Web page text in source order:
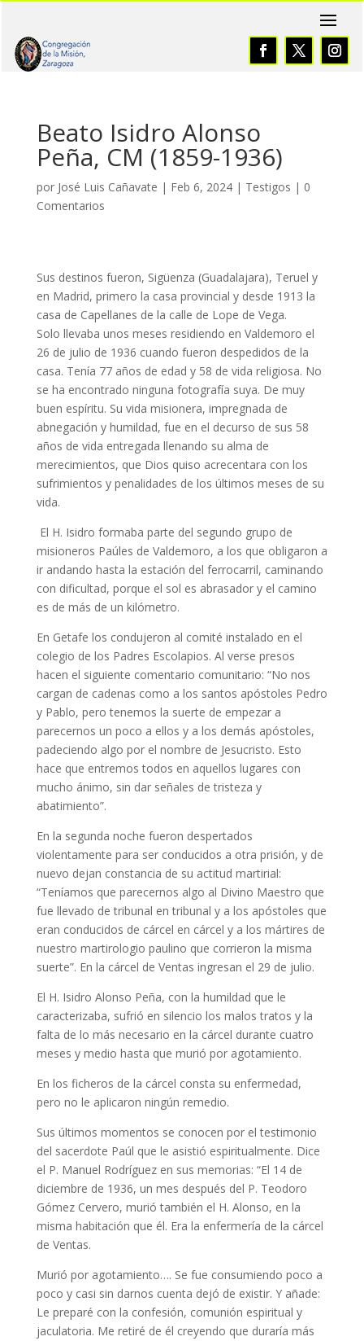
Beato Isidro Alonso
Peña, CM (1859-1936)
por José Luis Cañavate | Feb 6, 2024| Testigos | 0
Comentarios
Sus destinos fueron, Sigüenza (Guadalajara), Teruel y
en Madrid, primero la casa provincial y desde 1913 la
casa de Capellanes de la calle de Lope de Vega.
Solo llevaba unos meses residiendo en Valdemoro el
26 de julio de 1936 cuando fueron despedidos de la
casa. Tenía 77 años de edad y 58 de vida religiosa. No
se ha encontrado ninguna fotografía suya. De muy
buen espíritu. Su vida misionera, impregnada de
abnegación y humildad, fue en el decurso de sus 58
años de vida entregada llenando su alma de
merecimientos, que Dios quiso acrecentara con los
sufrimientos y penalidades de los últimos meses de su
vida.
El H. Isidro formaba parte del segundo grupo de
misioneros Paúles de Valdemoro, a los que obligaron a
ir andando hasta la estación del ferrocarril, caminando
con dificultad, porque el sol es abrasador y el camino
es de más de un kilómetro.
En Getafe los condujeron al comité instalado en el
colegio de los Padres Escolapios. Al verse presos
hacen el siguiente comentario comunitario: “No nos
cargan de cadenas como a los santos apóstoles Pedro
y Pablo, pero tenemos la suerte de empezar a
parecernos un poco a ellos y a los demás apóstoles,
padeciendo algo por el nombre de Jesucristo. Esto
hace que entremos todos en aquellos lugares con
mucho ánimo, sin dar señales de tristeza y
abatimiento”.
En la segunda noche fueron despertados
violentamente para ser conducidos a otra prisión, y de
nuevo dejan constancia de su actitud martirial:
“Teníamos que parecernos algo al Divino Maestro que
fue llevado de tribunal en tribunal y a los apóstoles que
eran conducidos de cárcel en cárcel y a los mártires de
nuestro martirologio paulino que corrieron la misma
suerte”. En la cárcel de Ventas ingresan el 29 de julio.
El H. Isidro Alonso Peña, con la humildad que le
caracterizaba, sufrió en silencio los malos tratos y la
falta de lo más necesario en la cárcel durante cuatro
meses y medio hasta que murió por agotamiento.
En los ficheros de la cárcel consta su enfermedad,
pero no le aplicaron ningún remedio.
Sus últimos momentos se conocen por el testimonio
del sacerdote Paúl que le asistió espiritualmente. Dice
el P. Manuel Rodríguez en sus memorias: “El 14 de
diciembre de 1936, un mes después del P. Teodoro
Gómez Cervero, murió también el H. Alonso, en la
misma habitación que él. Era la enfermería de la cárcel
de Ventas.
Murió por agotamiento…. Se fue consumiendo poco a
poco y casi sin darnos cuenta dejó de existir. Y añade:
Le preparé con la confesión, comunión espiritual y
jaculatoria. Me retiré de él creyendo que duraría más